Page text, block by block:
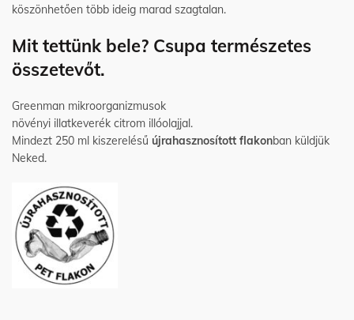
köszönhetően több ideig marad szagtalan.
Mit tettünk bele? Csupa természetes
összetevőt.
Greenman mikroorganizmusok
növényi illatkeverék citrom illóolajjal.
Mindezt 250 ml kiszerelésű újrahasznosított flakonban küldjük
Neked.